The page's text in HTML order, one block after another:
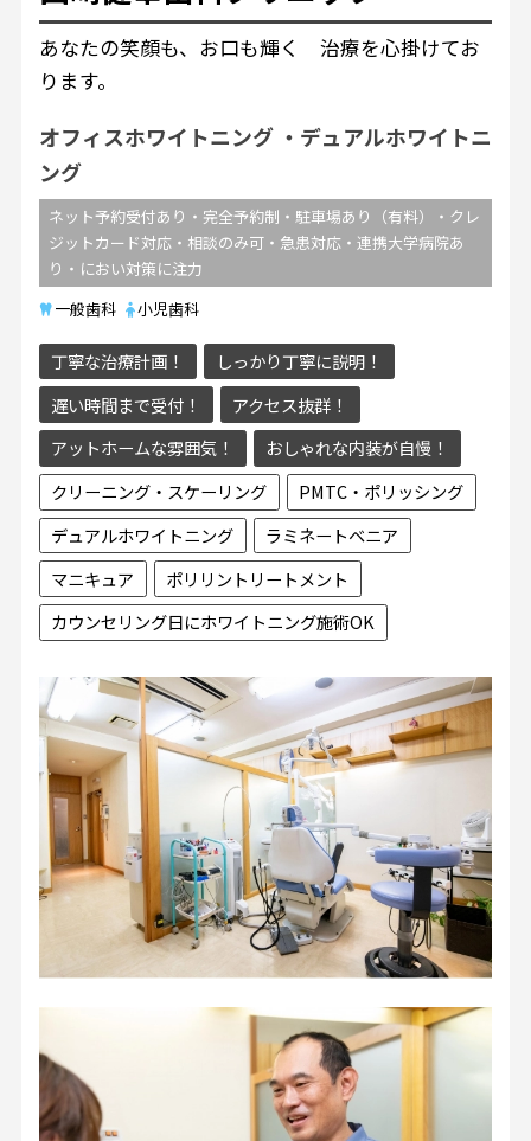
あなたの笑顔も、お口も輝く 治療を心掛けてお
ります。
オフィスホワイトニング
デュアルホワイトニ
ング
ネット予約受付あり・完全予約制・駐車場あり（有料）・クレ
ジットカード対応・相談のみ可・急患対応・連携大学病院あ
り・におい対策に注力
一般歯科
小児歯科
丁寧な治療計画！
しっかり丁寧に説明！
遅い時間まで受付！
アクセス抜群！
アットホームな雰囲気！
おしゃれな内装が自慢！
クリーニング・スケーリング
PMTC・ポリッシング
デュアルホワイトニング
ラミネートベニア
マニキュア
ポリリントリートメント
カウンセリング日にホワイトニング施術OK